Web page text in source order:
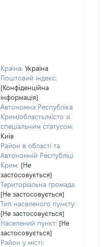
Країна: Україна
Поштовий індекс:
[Конфіденційна
інформація]
Автономна Республіка
Крим/область/місто зі
спеціальним статусом:
Київ
Район в області та
Автономній Республіці
Крим: [Не
застосовується]
Територіальна громада:
[Не застосовується]
Тип населеного пункту:
[Не застосовується]
Населений пункт: [Не
застосовується]
Район у місті: